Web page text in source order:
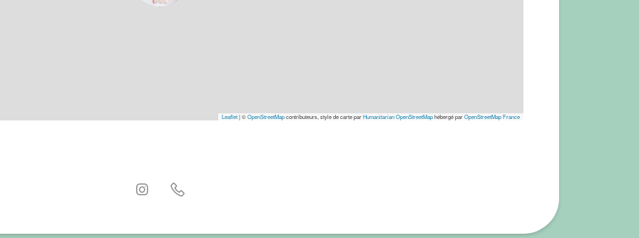
Leaflet|©OpenStreetMapcontributeurs, style de carte parHumanitarian OpenStreetMaphébergé parOpenStreetMap France